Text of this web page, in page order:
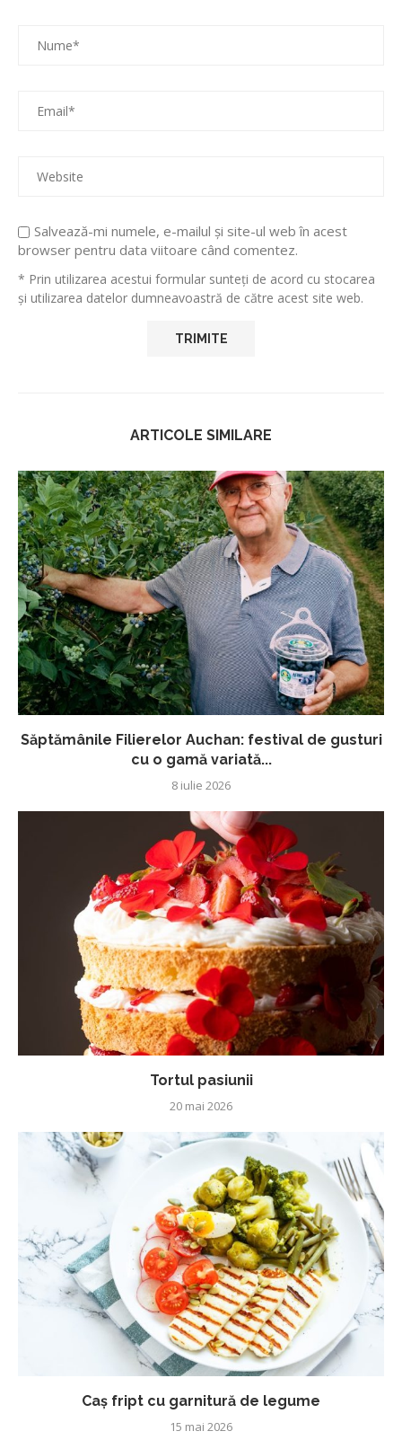
Salvează-mi numele, e-mailul și site-ul web în acest
browser pentru data viitoare când comentez.
* Prin utilizarea acestui formular sunteți de acord cu stocarea
și utilizarea datelor dumneavoastră de către acest site web.
ARTICOLE SIMILARE
Săptămânile Filierelor Auchan: festival de gusturi
cu o gamă variată...
8 iulie 2026
Tortul pasiunii
20 mai 2026
Caș fript cu garnitură de legume
15 mai 2026